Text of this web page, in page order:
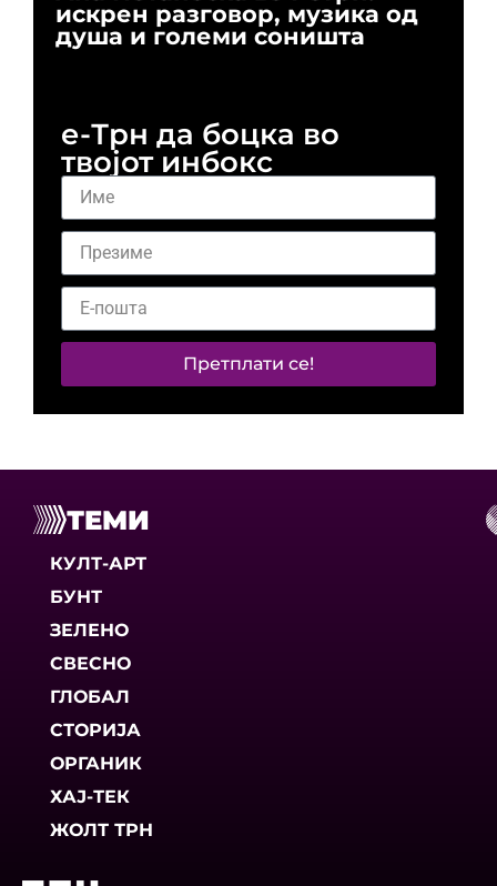
искрен разговор, музика од
душа и големи соништа
е-Трн да боцка во
твојот инбокс
Претплати се!
ТЕМИ
КУЛТ-АРТ
БУНТ
ЗЕЛЕНО
СВЕСНО
ГЛОБАЛ
СТОРИЈА
ОРГАНИК
ХАЈ-ТЕК
ЖОЛТ ТРН